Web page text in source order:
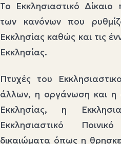
Το Εκκλησιαστικό Δίκαιο
των κανόνων που
Εκκλησίας καθώς και τις
Εκκλησίας.
Πτυχές του
άλλων, η οργάνωση και η
Εκκλησίας, η
Εκκλησιαστικό
δικαιώματα όπως η